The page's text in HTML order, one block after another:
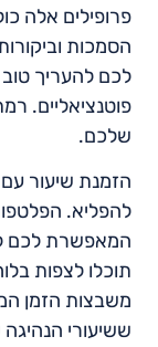
פרופילים אלה
הסמכות
לכם להעריך
פוטנציאליים.
שלכם.
הזמנת שיעור עם
להפליא.
המאפשרת לכם
תוכלו לצפות
משבצות הזמן
ששיעורי